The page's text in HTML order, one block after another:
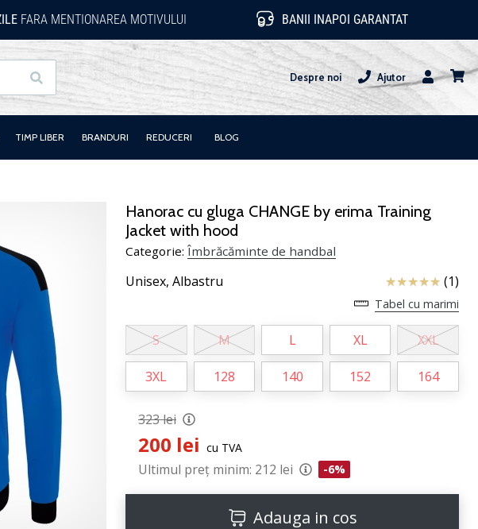
FARA MENTIONAREA MOTIVULUI BANII INAPOI GARANTAT
Cauta Despre noi
Ajutor
Utilizator
TIMP LIBER BRANDURI REDUCERI BLOG
Hanorac cu gluga CHANGE by erima Training
Jacket with hood
Categorie: Îmbrăcăminte de handbal
Unisex, Albastru Review (1)
Tabel cu marimi
S M L XL XXL
3XL 128 140 152 164
323 lei
200 lei cu TVA
Ultimul preț minim: 212 lei -6%
Adauga in cos